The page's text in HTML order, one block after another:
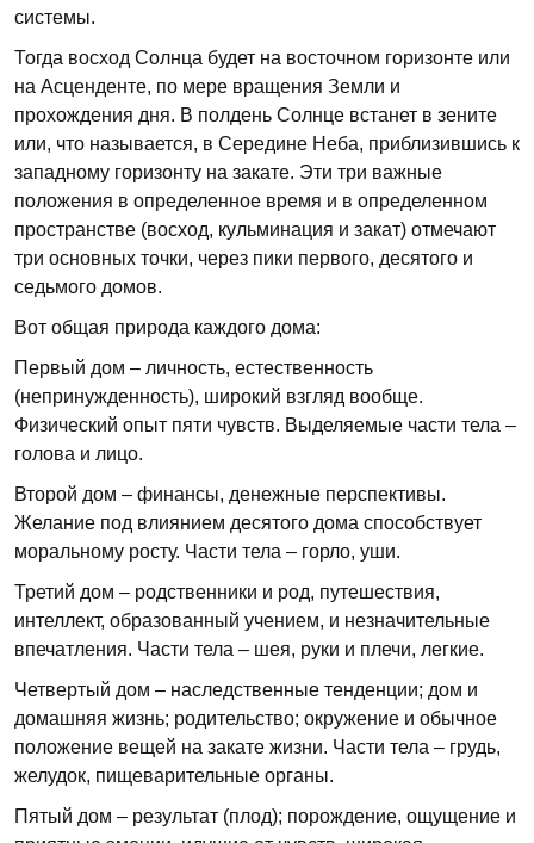
системы.
Тогда восход Солнца будет на восточном горизонте или
на Асценденте, по мере вращения Земли и
прохождения дня. В полдень Солнце встанет в зените
или, что называется, в Середине Неба, приблизившись к
западному горизонту на закате. Эти три важные
положения в определенное время и в определенном
пространстве (восход, кульминация и закат) отмечают
три основных точки, через пики первого, десятого и
седьмого домов.
Вот общая природа каждого дома:
Первый дом – личность, естественность
(непринужденность), широкий взгляд вообще.
Физический опыт пяти чувств. Выделяемые части тела –
голова и лицо.
Второй дом – финансы, денежные перспективы.
Желание под влиянием десятого дома способствует
моральному росту. Части тела – горло, уши.
Третий дом – родственники и род, путешествия,
интеллект, образованный учением, и незначительные
впечатления. Части тела – шея, руки и плечи, легкие.
Четвертый дом – наследственные тенденции; дом и
домашняя жизнь; родительство; окружение и обычное
положение вещей на закате жизни. Части тела – грудь,
желудок, пищеварительные органы.
Пятый дом – результат (плод); порождение, ощущение и